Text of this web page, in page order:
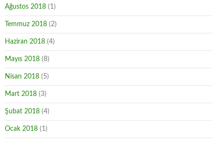
Ağustos 2018 (1)
Temmuz 2018 (2)
Haziran 2018 (4)
Mayıs 2018 (8)
Nisan 2018 (5)
Mart 2018 (3)
Şubat 2018 (4)
Ocak 2018 (1)